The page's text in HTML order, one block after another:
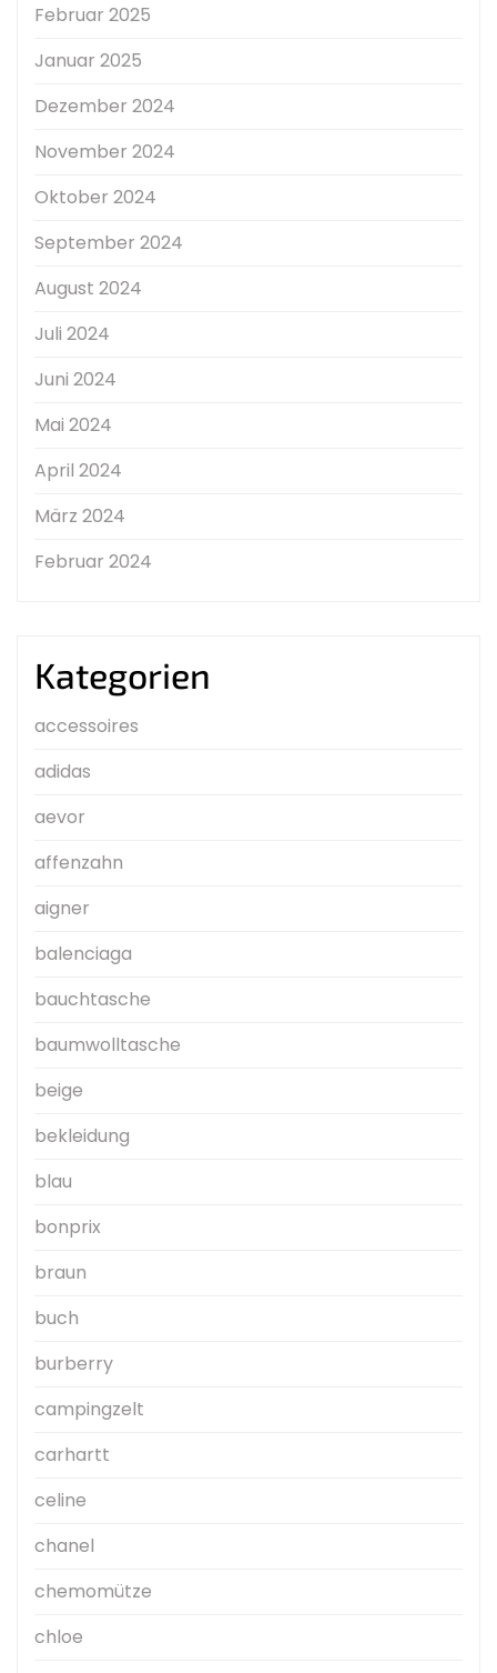
Februar 2025
Januar 2025
Dezember 2024
November 2024
Oktober 2024
September 2024
August 2024
Juli 2024
Juni 2024
Mai 2024
April 2024
März 2024
Februar 2024
Kategorien
accessoires
adidas
aevor
affenzahn
aigner
balenciaga
bauchtasche
baumwolltasche
beige
bekleidung
blau
bonprix
braun
buch
burberry
campingzelt
carhartt
celine
chanel
chemomütze
chloe